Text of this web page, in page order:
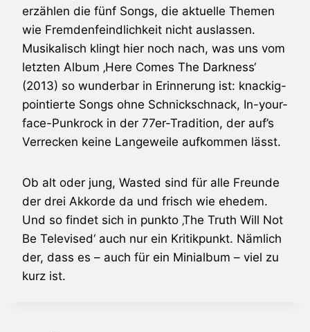
erzählen die fünf Songs, die aktuelle Themen
wie Fremdenfeindlichkeit nicht auslassen.
Musikalisch klingt hier noch nach, was uns vom
letzten Album ‚Here Comes The Darkness‘
(2013) so wunderbar in Erinnerung ist: knackig-
pointierte Songs ohne Schnickschnack, In-your-
face-Punkrock in der 77er-Tradition, der auf’s
Verrecken keine Langeweile aufkommen lässt.
Ob alt oder jung, Wasted sind für alle Freunde
der drei Akkorde da und frisch wie ehedem.
Und so findet sich in punkto ‚The Truth Will Not
Be Televised‘ auch nur ein Kritikpunkt. Nämlich
der, dass es – auch für ein Minialbum – viel zu
kurz ist.